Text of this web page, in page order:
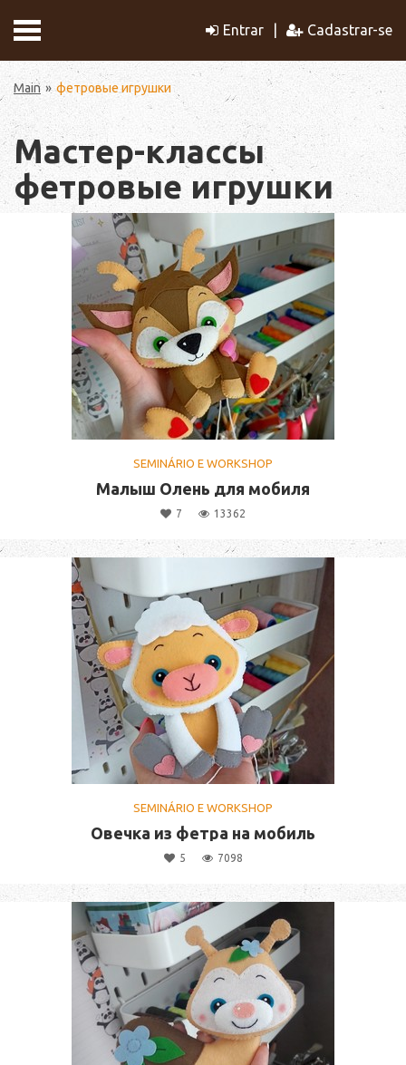
Entrar Cadastrar-se
Main фетровые игрушки
Мастер-классы
фетровые игрушки
SEMINÁRIO E WORKSHOP
Малыш Олень для мобиля
7 13362
SEMINÁRIO E WORKSHOP
Овечка из фетра на мобиль
5 7098